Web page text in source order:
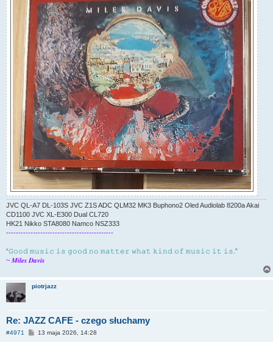
JVC QL-A7 DL-103S JVC Z1S ADC QLM32 MK3 Buphono2 Oled Audiolab 8200a Akai
CD1100 JVC XL-E300 Dual CL720
HK21 Nikko STA8080 Namco NSZ333
--------------------------------------------
“𝙶𝚘𝚘𝚍 𝚖𝚞𝚜𝚒𝚌 𝚒𝚜 𝚐𝚘𝚘𝚍 𝚗𝚘 𝚖𝚊𝚝𝚝𝚎𝚛 𝚠𝚑𝚊𝚝 𝚔𝚒𝚗𝚍 𝚘𝚏 𝚖𝚞𝚜𝚒𝚌 𝚒𝚝 𝚒𝚜.”
~ 𝑴𝒊𝒍𝒆𝒔 𝑫𝒂𝒗𝒊𝒔
piotrjazz
Re: JAZZ CAFE - czego słuchamy
#4971
P13 maja 2026, 14:28